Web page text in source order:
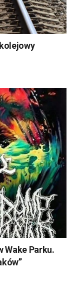
Wake Parku.